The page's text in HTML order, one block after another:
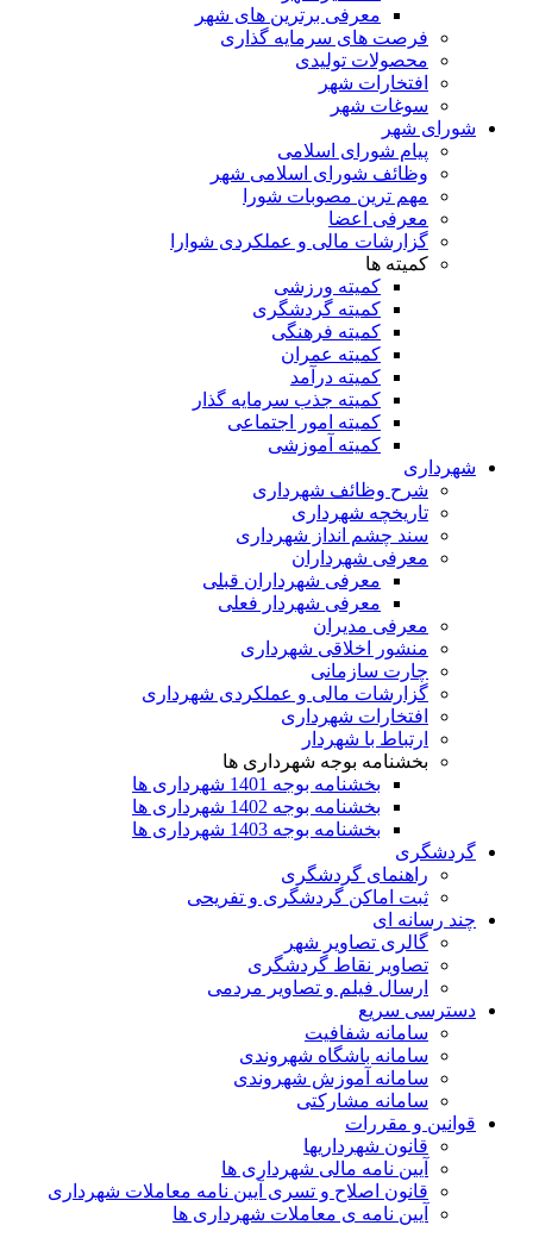
معرفی برترین های شهر
فرصت های سرمایه گذاری
محصولات تولیدی
افتخارات شهر
سوغات شهر
شورای شهر
پیام شورای اسلامی
وظائف شورای اسلامی شهر
مهم ترین مصوبات شورا
معرفی اعضا
گزارشات مالی و عملکردی شوارا
کمیته ها
کمیته ورزشی
کمیته گردشگری
کمیته فرهنگی
کمیته عمران
کمیته درآمد
کمیته جذب سرمایه گذار
کمیته امور اجتماعی
کمیته آموزشی
شهرداری
شرح وظائف شهرداری
تاریخچه شهرداری
سند چشم انداز شهرداری
معرفی شهرداران
معرفی شهرداران قبلی
معرفی شهردار فعلی
معرفی مدیران
منشور اخلاقی شهرداری
چارت سازمانی
گزارشات مالی و عملکردی شهرداری
افتخارات شهرداری
ارتباط با شهردار
بخشنامه بوجه شهرداری ها
بخشنامه بوجه 1401 شهرداری ها
بخشنامه بوجه 1402 شهرداری ها
بخشنامه بوجه 1403 شهرداری ها
گردشگری
راهنمای گردشگری
ثبت اماکن گردشگری و تفریحی
چند رسانه ای
گالری تصاویر شهر
تصاویر نقاط گردشگری
ارسال فیلم و تصاویر مردمی
دسترسی سریع
سامانه شفافیت
سامانه باشگاه شهروندی
سامانه آموزش شهروندی
سامانه مشارکتی
قوانین و مقررات
قانون شهرداریها
آیین نامه مالی شهرداری ها
قانون اصلاح و تسری آیین نامه معاملات شهرداری
آیین نامه ی معاملات شهرداری ها